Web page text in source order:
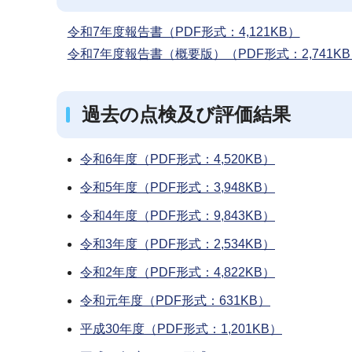
令和7年度報告書（PDF形式：4,121KB）
令和7年度報告書（概要版）（PDF形式：
過去の点検及び評価結果
令和6年度（PDF形式：4,520KB）
令和5年度（PDF形式：3,948KB）
令和4年度（PDF形式：9,843KB）
令和3年度（PDF形式：2,534KB）
令和2年度（PDF形式：4,822KB）
令和元年度（PDF形式：631KB）
平成30年度（PDF形式：1,201KB）